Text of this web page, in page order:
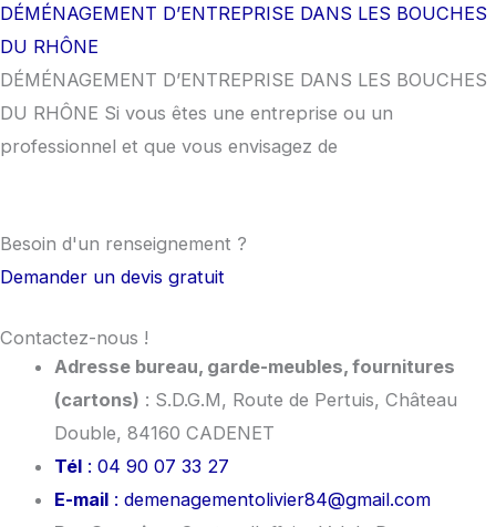
DÉMÉNAGEMENT D’ENTREPRISE DANS LES BOUCHES
DU RHÔNE
DÉMÉNAGEMENT D’ENTREPRISE DANS LES BOUCHES
DU RHÔNE Si vous êtes une entreprise ou un
professionnel et que vous envisagez de
Besoin d'un renseignement ?
Demander un devis gratuit
Contactez-nous !
Adresse bureau, garde-meubles, fournitures
(cartons) : S.D.G.M, Route de Pertuis, Château
Double, 84160 CADENET
Tél : 04 90 07 33 27
E-mail : demenagementolivier84@gmail.com